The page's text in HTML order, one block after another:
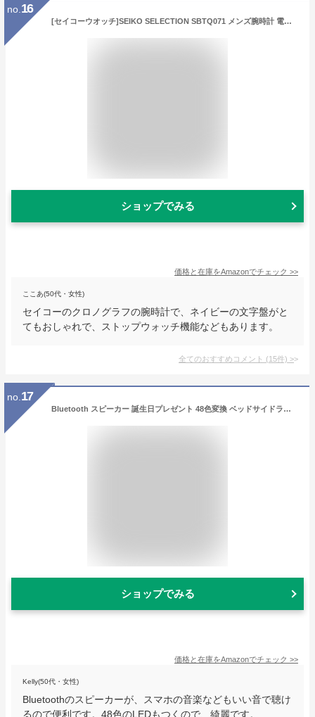
no. 16
[セイコーウオッチ]SEIKO SELECTION SBTQ071 メンズ腕時計 電池式クオーツ クロノグラフ機能・日付カレンダー搭載 文字盤ブルー ステンレススチール 10気圧防水
ショップでみる
価格と在庫をAmazonでチェック >>
ここあ(50代・女性)
セイコーのクロノグラフの腕時計で、ネイビーの文字盤がと
てもおしゃれで、ストップウォッチ機能などもあります。
全てのおすすめコメント (15件) >
no. 17
Bluetooth スピーカー 誕生日プレゼント 48色変換 ベッドサイドランプ + 目覚まし時計 + ワイヤレススピーカー 常夜灯 明るさ調整可 タッチ調整 音楽を再生 USB充電 母の日 入学 卒業 クリスマス 日本語説明書付き
ショップでみる
価格と在庫をAmazonでチェック >>
Kelly(50代・女性)
Bluetoothのスピーカーが、スマホの音楽などもいい音で聴け
るので便利です。48色のLEDもつくので、綺麗です。